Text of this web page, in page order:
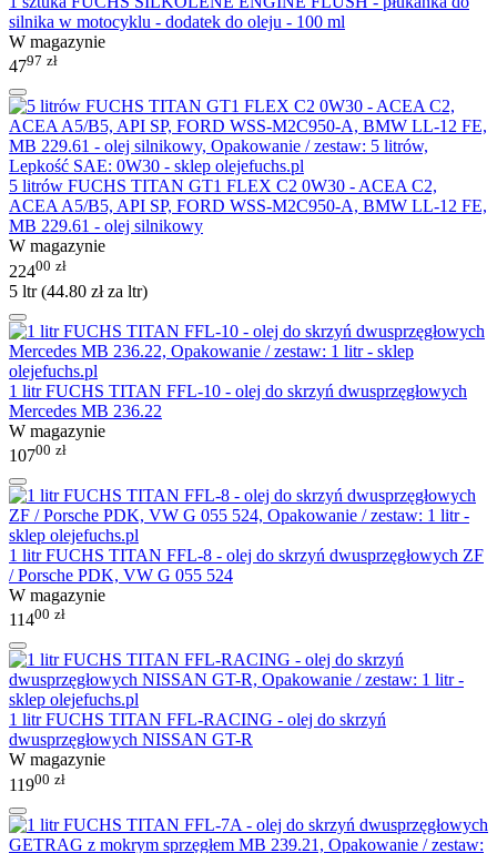
silnika w motocyklu - dodatek do oleju - 100 ml
W magazynie
4797 zł
5 litrów FUCHS TITAN GT1 FLEX C2 0W30 - ACEA C2,
ACEA A5/B5, API SP, FORD WSS-M2C950-A, BMW LL-12 FE,
MB 229.61 - olej silnikowy
W magazynie
22400 zł
5 ltr (44.80 złza ltr)
1 litr FUCHS TITAN FFL-10 - olej do skrzyń dwusprzęgłowych
Mercedes MB 236.22
W magazynie
10700 zł
1 litr FUCHS TITAN FFL-8 - olej do skrzyń dwusprzęgłowych ZF
/ Porsche PDK, VW G 055 524
W magazynie
11400 zł
1 litr FUCHS TITAN FFL-RACING - olej do skrzyń
dwusprzęgłowych NISSAN GT-R
W magazynie
11900 zł